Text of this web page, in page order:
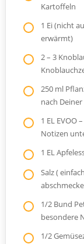
Kartoffeln
1 Ei (nicht
erwärmt)
2 – 3
250 ml
nach
1 EL EVOO
Notizen
1 EL
Salz (
1/2 Bund
besondere
1/2